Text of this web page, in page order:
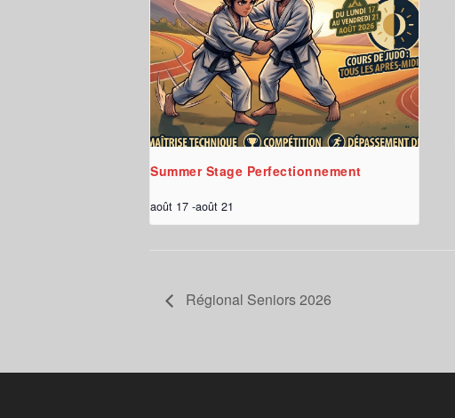
Summer Stage Perfectionnement
août 17 -août 21
Régional Seniors 2026